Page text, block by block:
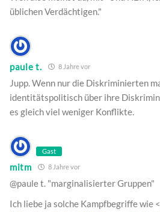
üblichen Verdächtigen."
paule t. 8 Jahre vor
Jupp. Wenn nur die Diskriminierten
identitätspolitisch über ihre
es gleich viel weniger Konflikte.
Gast
mitm 8 Jahre vor
@paule t. "marginalisierter Gruppen"
Ich liebe ja solche Kampfbegriffe wie